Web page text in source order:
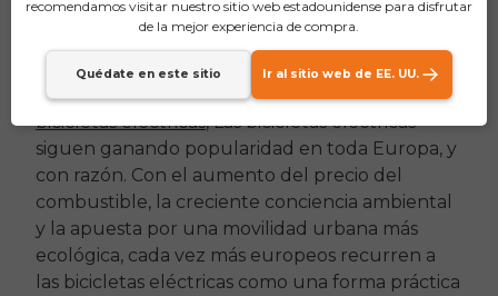
revisados ​​y comparados
bicicletas eléctricas, Las bicicletas eléctricas
siguen ganando popularidad en toda Europa, y
con razón. Con el aumento del precio del
combustible, la creciente conciencia ambiental
y la apuesta por una movilidad urbana más
ecológica, cada vez más europeos recurren a
las bicicletas eléctricas como una forma práctica
recomendamos visitar nuestro sitio web estadounidense para disfrutar
de la mejor experiencia de compra.
Quédate en este sitio Ir al sitio web de EE. UU.